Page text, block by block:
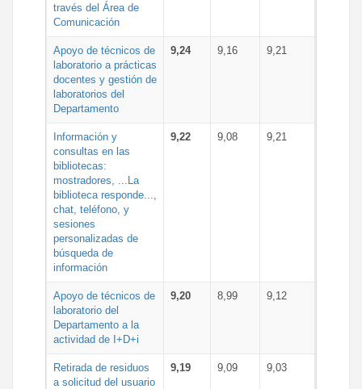
través del Área de
Comunicación
Apoyo de técnicos de
laboratorio a prácticas
docentes y gestión de
laboratorios del
Departamento
9,24 9,16 9,21
Información y
consultas en las
bibliotecas:
mostradores, ...La
biblioteca responde...,
chat, teléfono, y
sesiones
personalizadas de
búsqueda de
información
9,22 9,08 9,21
Apoyo de técnicos de
laboratorio del
Departamento a la
actividad de I+D+i
9,20 8,99 9,12
Retirada de residuos
a solicitud del usuario
9,19 9,09 9,03